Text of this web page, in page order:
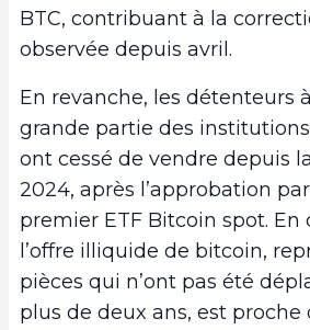
BTC, contribuant à la
observée depuis avril.
En revanche, les détenteurs
grande partie des
ont cessé de vendre depuis
2024, après l’approbation
premier ETF Bitcoin spot. En
l’offre illiquide de bitcoin,
pièces qui n’ont pas été
plus de deux ans, est proche